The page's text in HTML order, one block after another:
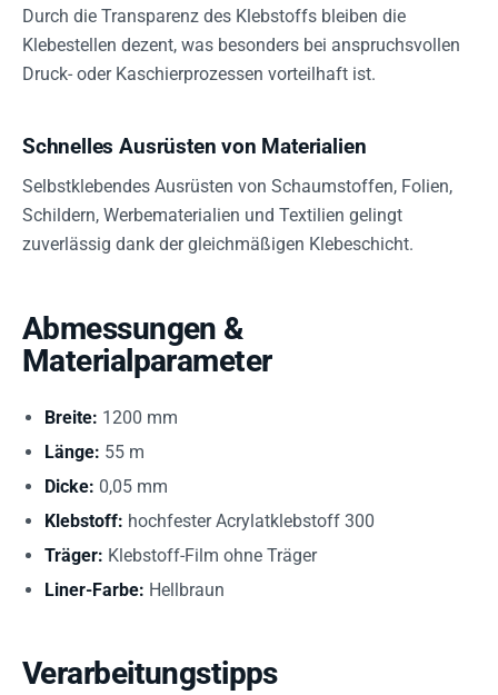
Durch die Transparenz des Klebstoffs bleiben die
Klebestellen dezent, was besonders bei anspruchsvollen
Druck- oder Kaschierprozessen vorteilhaft ist.
Schnelles Ausrüsten von Materialien
Selbstklebendes Ausrüsten von Schaumstoffen, Folien,
Schildern, Werbematerialien und Textilien gelingt
zuverlässig dank der gleichmäßigen Klebeschicht.
Abmessungen &
Materialparameter
Breite: 1200 mm
Länge: 55 m
Dicke: 0,05 mm
Klebstoff: hochfester Acrylatklebstoff 300
Träger: Klebstoff-Film ohne Träger
Liner-Farbe: Hellbraun
Verarbeitungstipps